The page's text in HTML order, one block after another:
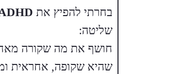
בחרתי להפיץ את
שליטה:
חושף את מה שקורה
שהיא שקופה, אחראית